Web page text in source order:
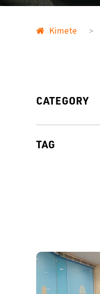
Kimete >
CATEGORY
TAG